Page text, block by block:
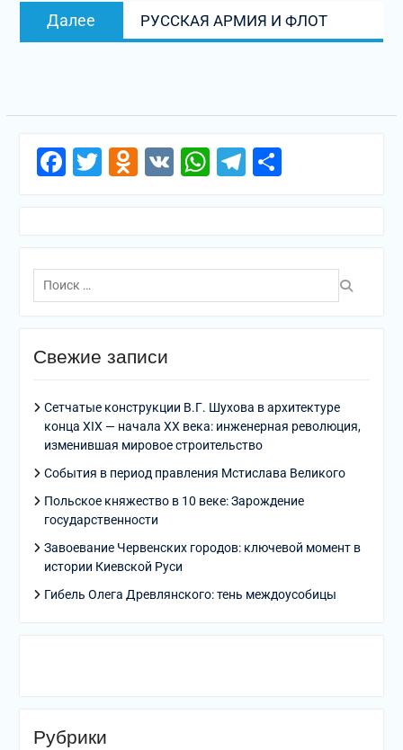
Далее
запись:
РУССКАЯ АРМИЯ И ФЛОТ
Facebook
Twitter
Odnoklassniki
VKWhatsApp
Telegram
Поиск
по:
Свежие записи
Сетчатые конструкции В.Г. Шухова в архитектуре
конца XIX — начала XX века: инженерная революция,
изменившая мировое строительство
События в период правления Мстислава Великого
Польское княжество в 10 веке: Зарождение
государственности
Завоевание Червенских городов: ключевой момент в
истории Киевской Руси
Гибель Олега Древлянского: тень междоусобицы
Рубрики